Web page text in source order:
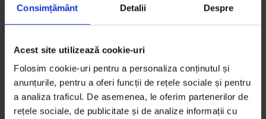
Consimțământ Detalii Despre
Acest site utilizează cookie-uri
Folosim cookie-uri pentru a personaliza conținutul și
anunțurile, pentru a oferi funcții de rețele sociale și pentru
a analiza traficul. De asemenea, le oferim partenerilor de
rețele sociale, de publicitate și de analize informații cu
Ne-ai salvat.
Ne vedem ieri
Miruna Gabor